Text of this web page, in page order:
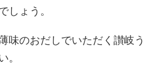
しょう。
味のおだしでいただく讃岐う
。